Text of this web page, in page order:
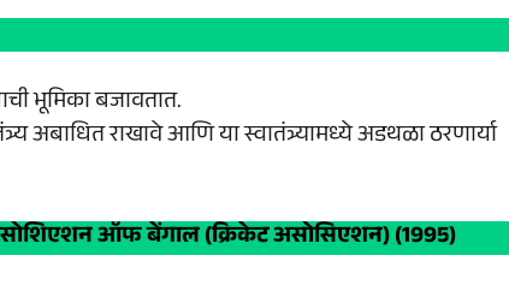
भूमिका बजावतात.
अबाधित राखावे आणि या स्वातंत्र्यामध्ये अडथळा ठरणार्या
ऑफ बेंगाल (क्रिकेट असोसिएशन) (1995)